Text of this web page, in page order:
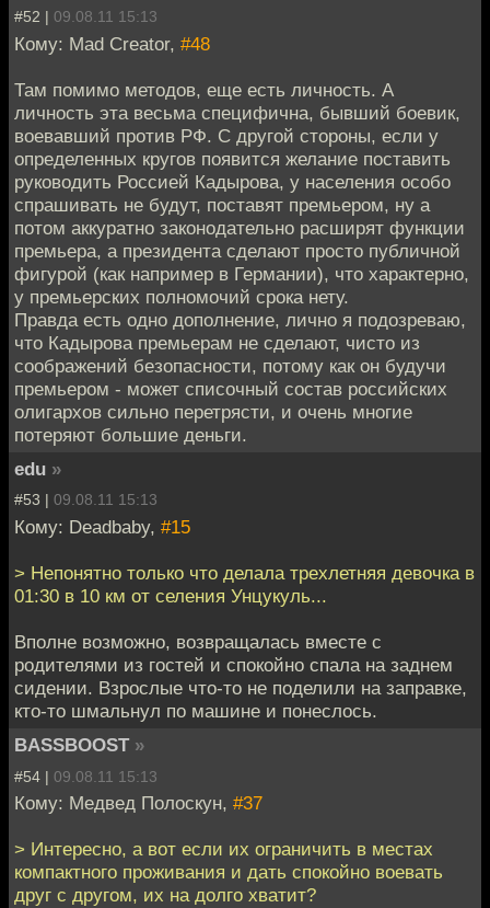
#52 | 09.08.11 15:13
Кому: Mad Creator, #48
Там помимо методов, еще есть личность. А
личность эта весьма специфична, бывший боевик,
воевавший против РФ. С другой стороны, если у
определенных кругов появится желание поставить
руководить Россией Кадырова, у населения особо
спрашивать не будут, поставят премьером, ну а
потом аккуратно законодательно расширят функции
премьера, а президента сделают просто публичной
фигурой (как например в Германии), что характерно,
у премьерских полномочий срока нету.
Правда есть одно дополнение, лично я подозреваю,
что Кадырова премьерам не сделают, чисто из
соображений безопасности, потому как он будучи
премьером - может списочный состав российских
олигархов сильно перетрясти, и очень многие
потеряют большие деньги.
edu »
#53 | 09.08.11 15:13
Кому: Deadbaby, #15
> Непонятно только что делала трехлетняя девочка в
01:30 в 10 км от селения Унцукуль...
Вполне возможно, возвращалась вместе с
родителями из гостей и спокойно спала на заднем
сидении. Взрослые что-то не поделили на заправке,
кто-то шмальнул по машине и понеслось.
BASSBOOST »
#54 | 09.08.11 15:13
Кому: Медвед Полоскун, #37
> Интересно, а вот если их ограничить в местах
компактного проживания и дать спокойно воевать
друг с другом, их на долго хватит?